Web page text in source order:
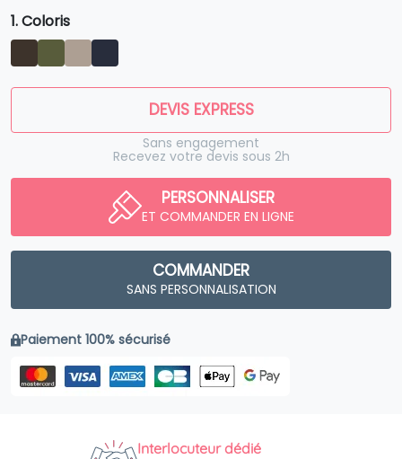
1. Coloris
DEVIS EXPRESS
Sans engagement
Recevez votre devis sous 2h
PERSONNALISER
ET COMMANDER EN LIGNE
COMMANDER
SANS PERSONNALISATION
Paiement 100% sécurisé
Interlocuteur dédié